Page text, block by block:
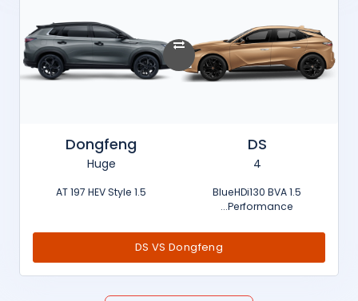
DS
4
1.5 BlueHDi130 BVA
Performance...
Dongfeng
Huge
1.5 AT 197 HEV Style
DS VS Dongfeng